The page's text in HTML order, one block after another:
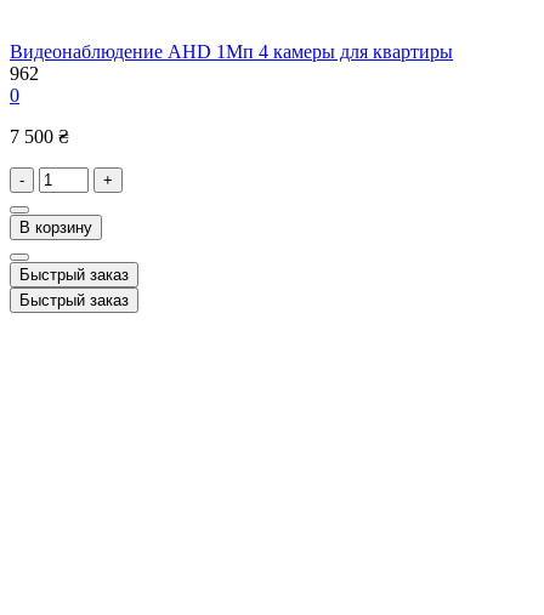
Видеонаблюдение AHD 1Мп 4 камеры для квартиры
962
0
7 500 ₴
- +
В корзину
Быстрый заказ
Быстрый заказ